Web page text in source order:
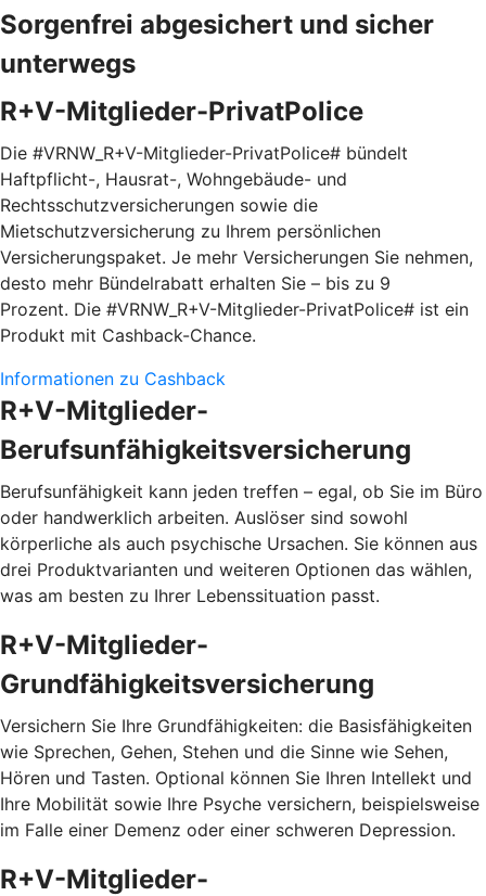
Sorgenfrei abgesichert und sicher
unterwegs
R+V-Mitglieder-PrivatPolice
Die #VRNW_R+V-Mitglieder-PrivatPolice# bündelt
Haftpflicht-, Hausrat-, Wohngebäude- und
Rechtsschutzversicherungen sowie die
Mietschutzversicherung zu Ihrem persönlichen
Versicherungspaket. Je mehr Versicherungen Sie nehmen,
desto mehr Bündelrabatt erhalten Sie – bis zu 9
Prozent. Die #VRNW_R+V-Mitglieder-PrivatPolice# ist ein
Produkt mit Cashback-Chance.
Informationen zu Cashback
R+V-Mitglieder-
Berufsunfähigkeitsversicherung
Berufsunfähigkeit kann jeden treffen – egal, ob Sie im Büro
oder handwerklich arbeiten. Auslöser sind sowohl
körperliche als auch psychische Ursachen. Sie können aus
drei Produktvarianten und weiteren Optionen das wählen,
was am besten zu Ihrer Lebenssituation passt.
R+V-Mitglieder-
Grundfähigkeitsversicherung
Versichern Sie Ihre Grundfähigkeiten: die Basisfähigkeiten
wie Sprechen, Gehen, Stehen und die Sinne wie Sehen,
Hören und Tasten. Optional können Sie Ihren Intellekt und
Ihre Mobilität sowie Ihre Psyche versichern, beispielsweise
im Falle einer Demenz oder einer schweren Depression.
R+V-Mitglieder-